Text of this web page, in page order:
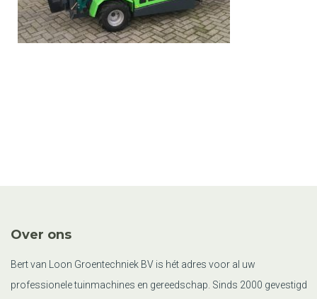
Over ons
Bert van Loon Groentechniek BV is hét adres voor al uw
professionele tuinmachines en gereedschap. Sinds 2000 gevestigd